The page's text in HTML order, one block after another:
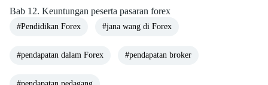
Bab 12. Keuntungan peserta pasaran forex
#Pendidikan Forex #jana wang di Forex
#pendapatan dalam Forex #pendapatan broker